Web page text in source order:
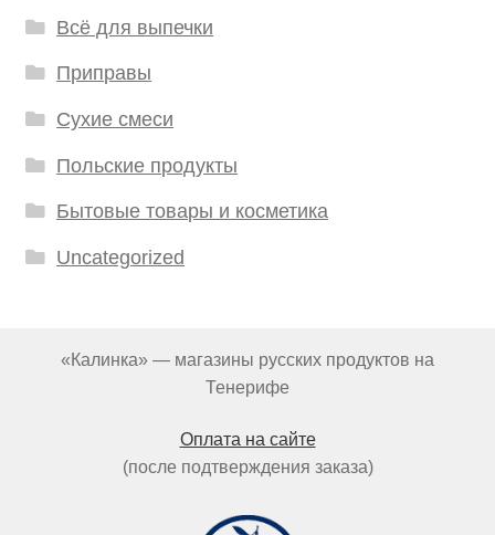
Всё для выпечки
Приправы
Сухие смеси
Польские продукты
Бытовые товары и косметика
Uncategorized
«Калинка» — магазины русских продуктов на
Тенерифе
Оплата на сайте
(после подтверждения заказа)